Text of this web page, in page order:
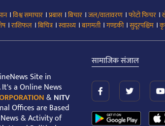
।विश्व समाचार ।प्रबास।बिचार ।जल/वातावरण ।फोटो फिचर ।
।राशिफल ।बिचित्र।स्वास्थ्य ।बागमती।गण्डकी।सुदूरपश्चिम ।
Site in
a Online News
&NITV
Offices are Based
& Activity of
सामाजिक संजाल